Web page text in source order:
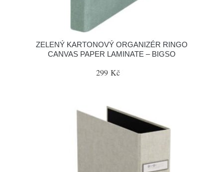
ZELENÝ KARTONOVÝ ORGANIZÉR RINGO
CANVAS PAPER LAMINATE – BIGSO
299 Kč